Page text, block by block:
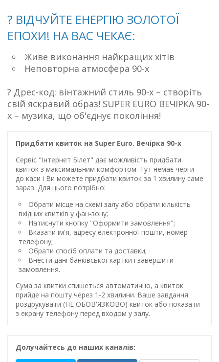
? ВІДЧУЙТЕ ЕНЕРГІЮ ЗОЛОТОЇ
ЕПОХИ! НА ВАС ЧЕКАЄ:
Живе виконання найкращих хітів
Неповторна атмосфера 90-х
? Дрес-код: вінтажний стиль 90-х – створіть
свій яскравий образ! SUPER EURO ВЕЧІРКА 90-
х – музика, що об'єднує покоління!
Придбати квиток на Super Euro. Вечірка 90-х
Сервіс "Інтернет Білет" дає можливість придбати
квиток з максимальним комфортом. Тут немає черги
до каси і Ви можете придбати квиток за 1 хвилину саме
зараз. Для цього потрібно:
Обрати місце на схемі залу або обрати кількість
вхідних квитків у фан-зону;
Натиснути кнопку "Оформити замовлення";
Вказати ім'я, адресу електронної пошти, номер
телефону;
Обрати спосіб оплати та доставки;
Внести дані банківської картки і завершити
замовлення.
Сума за квитки спишеться автоматично, а квиток
прийде на пошту через 1-2 хвилини. Ваше завдання
роздрукувати (НЕ ОБОВ'ЯЗКОВО) квиток або показати
з екрану телефону перед входом у залу.
Долучайтесь до наших каналів: